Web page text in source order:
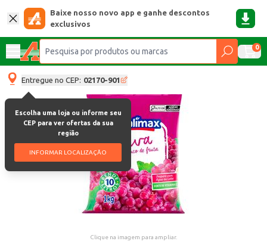
Baixe nosso novo app e ganhe descontos
exclusivos
0
Entregue no CEP: 02170-901
Escolha uma loja ou informe seu
CEP para ver ofertas da sua
região
INFORMAR LOCALIZAÇÃO
Clique na imagem para ampliar.